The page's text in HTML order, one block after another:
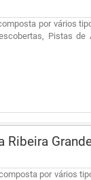
por vários
Pistas de
por vários